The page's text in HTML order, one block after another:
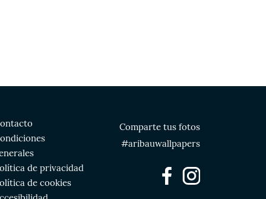
de privacidad
de cookies
Comparte tus fotos
#aribauwallpapers